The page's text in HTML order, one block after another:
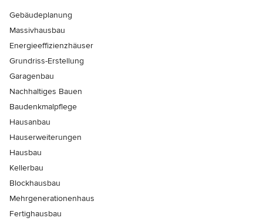
Gebäudeplanung
Massivhausbau
Energieeffizienzhäuser
Grundriss-Erstellung
Garagenbau
Nachhaltiges Bauen
Baudenkmalpflege
Hausanbau
Hauserweiterungen
Hausbau
Kellerbau
Blockhausbau
Mehrgenerationenhaus
Fertighausbau